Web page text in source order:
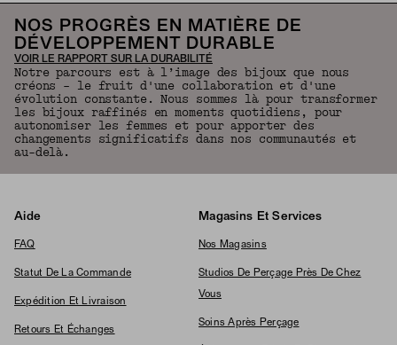
NOS PROGRÈS EN MATIÈRE DE
DÉVELOPPEMENT DURABLE
VOIR LE RAPPORT SUR LA DURABILITÉ
Notre parcours est à l’image des bijoux que nous
créons – le fruit d'une collaboration et d'une
évolution constante. Nous sommes là pour transformer
les bijoux raffinés en moments quotidiens, pour
autonomiser les femmes et pour apporter des
changements significatifs dans nos communautés et
au-delà.
Aide
FAQ
Statut De La Commande
Expédition Et Livraison
Retours Et Échanges
Magasins Et Services
Nos Magasins
Studios De Perçage Près De Chez
Vous
Soins Après Perçage